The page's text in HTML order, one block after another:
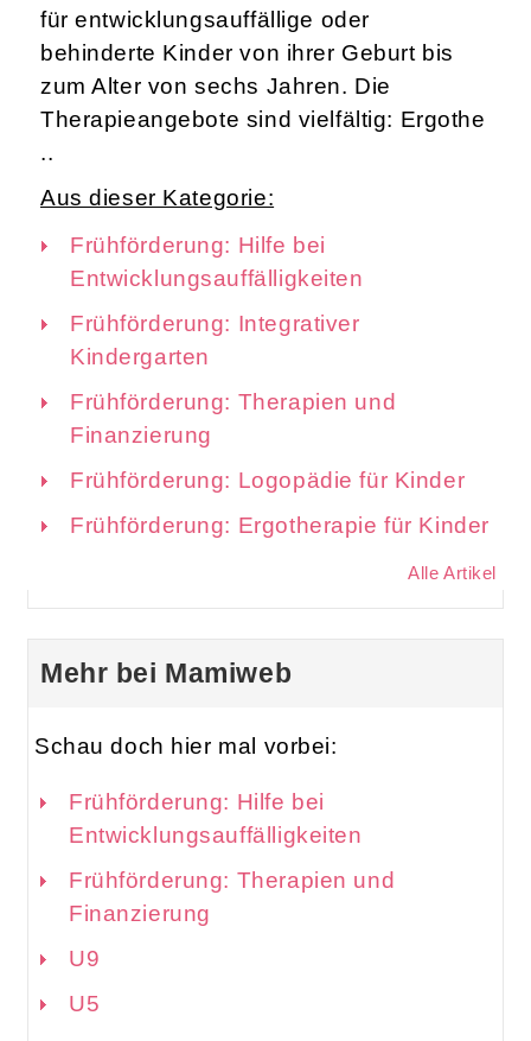
für entwicklungsauffällige oder
behinderte Kinder von ihrer Geburt bis
zum Alter von sechs Jahren. Die
Therapieangebote sind vielfältig: Ergothe
..
Aus dieser Kategorie:
Frühförderung: Hilfe bei
Entwicklungsauffälligkeiten
Frühförderung: Integrativer
Kindergarten
Frühförderung: Therapien und
Finanzierung
Frühförderung: Logopädie für Kinder
Frühförderung: Ergotherapie für Kinder
Alle Artikel
Mehr bei Mamiweb
Schau doch hier mal vorbei:
Frühförderung: Hilfe bei
Entwicklungsauffälligkeiten
Frühförderung: Therapien und
Finanzierung
U9
U5